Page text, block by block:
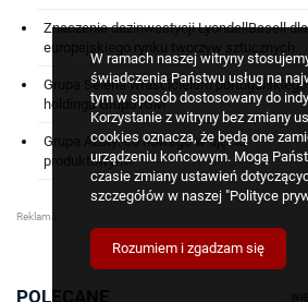
W ramach naszej witryny
świadczenia Państwu usług na
tym w sposób dostosowany do
Korzystanie z witryny bez zmiany
cookies oznacza, że będą one
urządzeniu końcowym. Mogą
czasie zmiany ustawień
szczegółów w naszej "Polityce
Rozumiem i zgadzam się
Znaczenie dezinwestycji LyondellBasell dla
europejskiego rynku tworzyw sztucznych
Grupa Selena właścicielem portugalskiego
holdingu Grupo IGM
Grupa Azoty: co nowego w ujęciu
produktowym?
POLECANE